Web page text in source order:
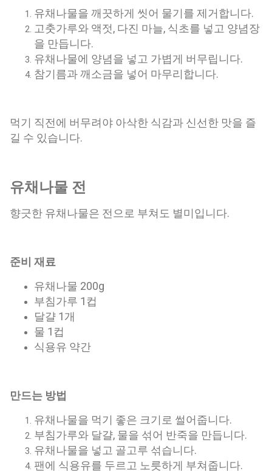
유채나물을 깨끗하게 씻어 물기를 제거합니다.
고춧가루와 액젓, 다진 마늘, 식초를 넣고 양념장
을 만듭니다.
유채나물에 양념을 넣고 가볍게 버무립니다.
참기름과 깨소금을 넣어 마무리합니다.
먹기 직전에 버무려야 아삭한 식감과 신선한 맛을 즐
길 수 있습니다.
유채나물 전
향긋한 유채나물은 전으로 부쳐도 별미입니다.
준비 재료
유채나물 200g
부침가루 1컵
달걀 1개
물 1컵
식용유 약간
만드는 방법
유채나물을 먹기 좋은 크기로 썰어줍니다.
부침가루와 달걀, 물을 섞어 반죽을 만듭니다.
유채나물을 넣고 골고루 섞습니다.
팬에 식용유를 두르고 노릇하게 부쳐줍니다.